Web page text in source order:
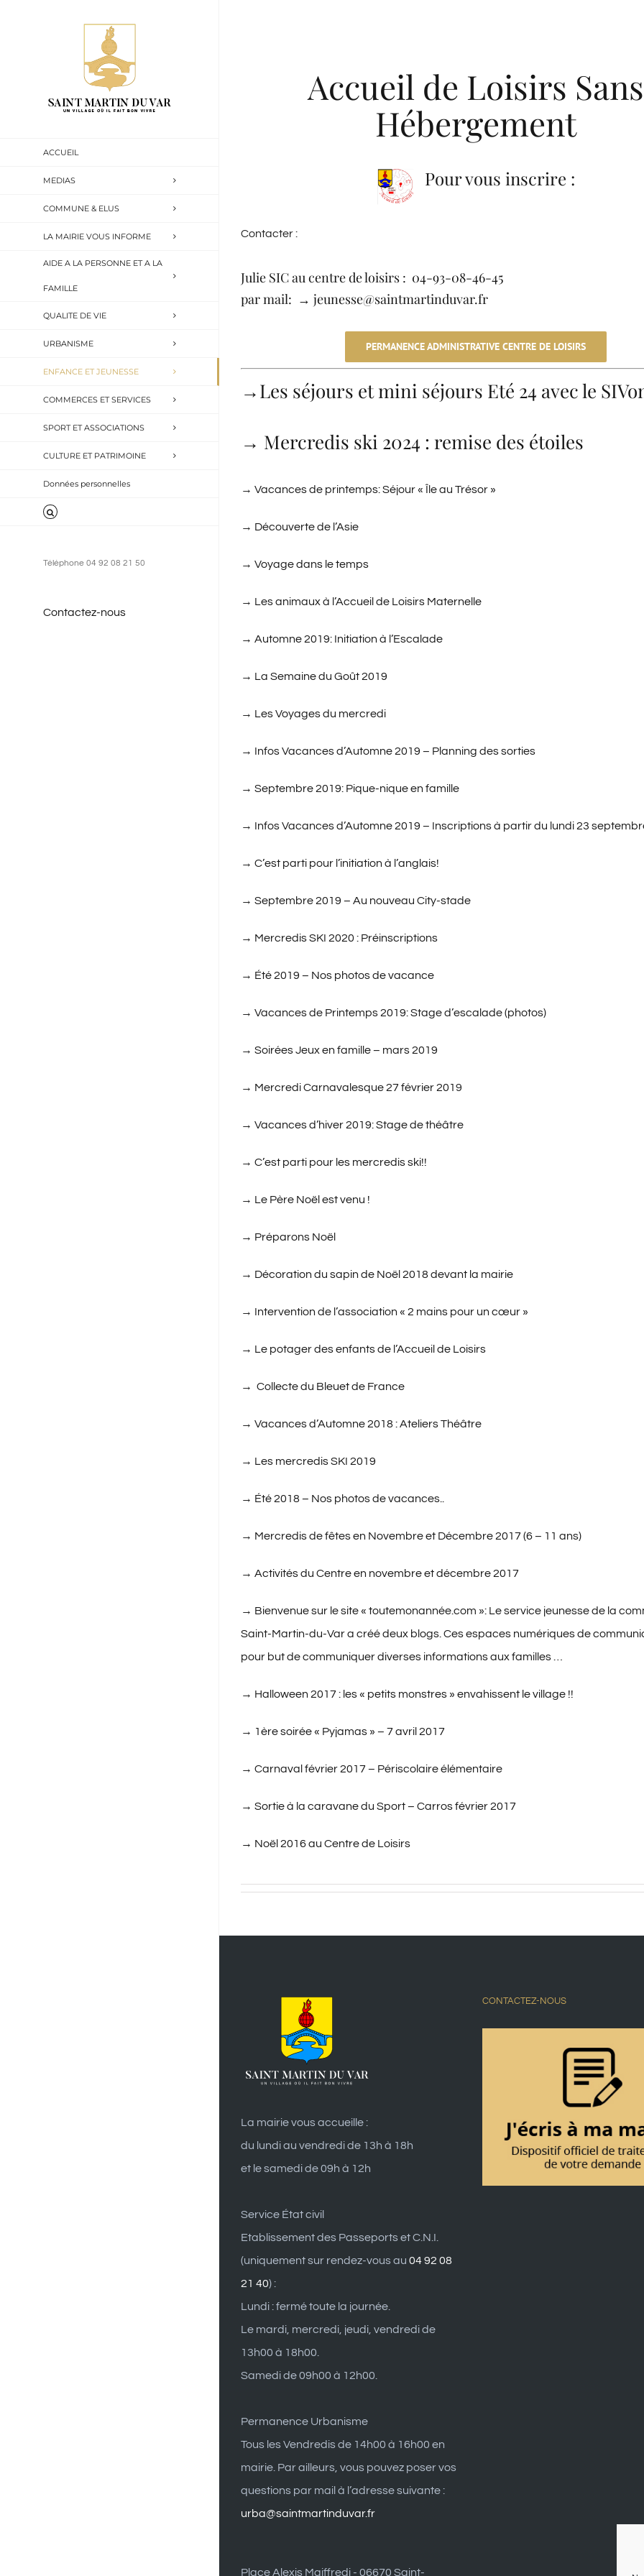
ACCUEIL
MEDIAS
COMMUNE & ELUS
LA MAIRIE VOUS INFORME
AIDE A LA PERSONNE ET A LA
FAMILLE
QUALITE DE VIE
URBANISME
ENFANCE ET JEUNESSE
COMMERCES ET SERVICES
SPORT ET ASSOCIATIONS
CULTURE ET PATRIMOINE
Données personnelles
Téléphone 04 92 08 21 50
Contactez-nous
Accueil de Loisirs Sans
Hébergement
Pour vous inscrire :
Contacter :
Julie SIC au centre de loisirs : 04-93-08-46-45
par mail: → jeunesse@saintmartinduvar.fr
PERMANENCE ADMINISTRATIVE CENTRE DE LOISIRS
→Les séjours et mini séjours Eté 24 avec le
→ Mercredis ski 2024 : remise des étoiles
→ Vacances de printemps: Séjour « Île au Trésor »
→ Découverte de l’Asie
→ Voyage dans le temps
→ Les animaux à l’Accueil de Loisirs Maternelle
→ Automne 2019: Initiation à l’Escalade
→ La Semaine du Goût 2019
→ Les Voyages du mercredi
→ Infos Vacances d’Automne 2019 – Planning des sorties
→ Septembre 2019: Pique-nique en famille
→ Infos Vacances d’Automne 2019 – Inscriptions à partir du lundi 23
→ C’est parti pour l’initiation à l’anglais!
→ Septembre 2019 – Au nouveau City-stade
→ Mercredis SKI 2020 : Préinscriptions
→ Été 2019 – Nos photos de vacance
→ Vacances de Printemps 2019: Stage d’escalade (photos)
→ Soirées Jeux en famille – mars 2019
→ Mercredi Carnavalesque 27 février 2019
→ Vacances d’hiver 2019: Stage de théâtre
→ C’est parti pour les mercredis ski!!
→ Le Père Noël est venu !
→ Préparons Noël
→ Décoration du sapin de Noël 2018 devant la mairie
→ Intervention de l’association « 2 mains pour un cœur »
→ Le potager des enfants de l’Accueil de Loisirs
→ Collecte du Bleuet de France
→ Vacances d’Automne 2018 : Ateliers Théâtre
→ Les mercredis SKI 2019
→ Été 2018 – Nos photos de vacances..
→ Mercredis de fêtes en Novembre et Décembre 2017 (6 – 11 ans)
→ Activités du Centre en novembre et décembre 2017
→ Bienvenue sur le site « toutemonannée.com »: Le service jeunesse de la
Saint-Martin-du-Var a créé deux blogs. Ces espaces numériques de
pour but de communiquer diverses informations aux familles …
→ Halloween 2017 : les « petits monstres » envahissent le village !!
→ 1ère soirée « Pyjamas » – 7 avril 2017
→ Carnaval février 2017 – Périscolaire élémentaire
→ Sortie à la caravane du Sport – Carros février 2017
→ Noël 2016 au Centre de Loisirs
La mairie vous accueille :
du lundi au vendredi de 13h à 18h
et le samedi de 09h à 12h
Service État civil
Etablissement des Passeports et C.N.I.
(uniquement sur rendez-vous au 04 92 08
21 40) :
Lundi : fermé toute la journée.
Le mardi, mercredi, jeudi, vendredi de
13h00 à 18h00.
Samedi de 09h00 à 12h00.
Permanence Urbanisme
Tous les Vendredis de 14h00 à 16h00 en
mairie. Par ailleurs, vous pouvez poser vos
questions par mail à l’adresse suivante :
urba@saintmartinduvar.fr
Place Alexis Maiffredi - 06670 Saint-
CONTACTEZ-NOUS